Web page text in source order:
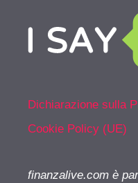
Dichiarazione sulla
Cookie Policy (UE)
finanzalive.com è